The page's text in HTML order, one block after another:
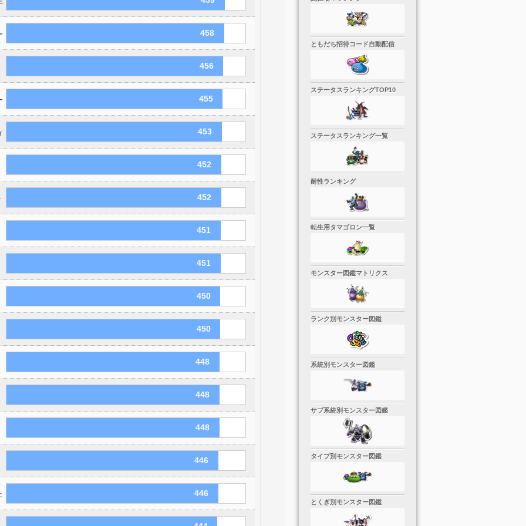
458
456
455
453
452
452
451
451
450
450
448
448
448
446
446
ともだち招待コード自動配信
ステータスランキングTOP10
ステータスランキング一覧
耐性ランキング
転生用タマゴロン一覧
モンスター図鑑マトリクス
ランク別モンスター図鑑
系統別モンスター図鑑
サブ系統別モンスター図鑑
タイプ別モンスター図鑑
とくぎ別モンスター図鑑